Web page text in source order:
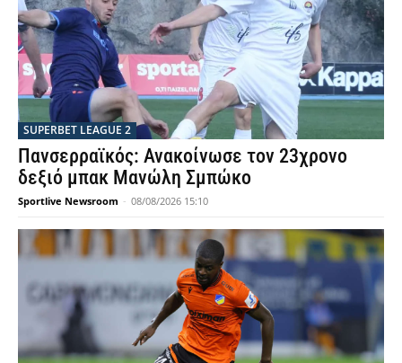
SUPERBET LEAGUE 2
Πανσερραϊκός: Ανακοίνωσε τον 23χρονο
δεξιό μπακ Μανώλη Σμπώκο
Sportlive Newsroom - 08/08/2026 15:10